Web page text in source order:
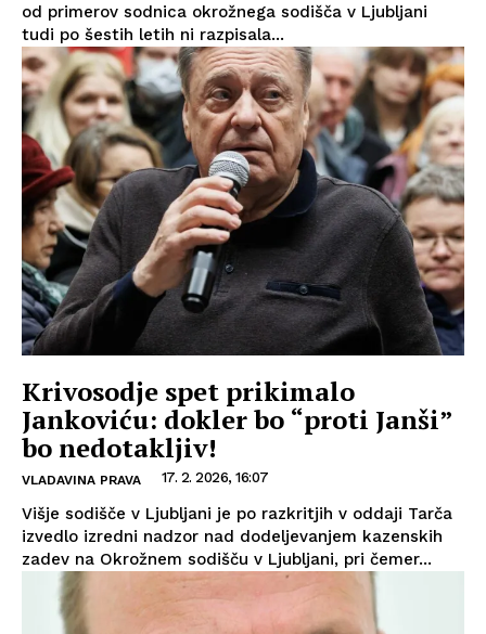
od primerov sodnica okrožnega sodišča v Ljubljani
tudi po šestih letih ni razpisala...
Krivosodje spet prikimalo
Jankoviću: dokler bo “proti Janši”
bo nedotakljiv!
VLADAVINA PRAVA 17. 2. 2026, 16:07
Višje sodišče v Ljubljani je po razkritjih v oddaji Tarča
izvedlo izredni nadzor nad dodeljevanjem kazenskih
zadev na Okrožnem sodišču v Ljubljani, pri čemer...